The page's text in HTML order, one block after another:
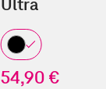
Ultra
54,90 €